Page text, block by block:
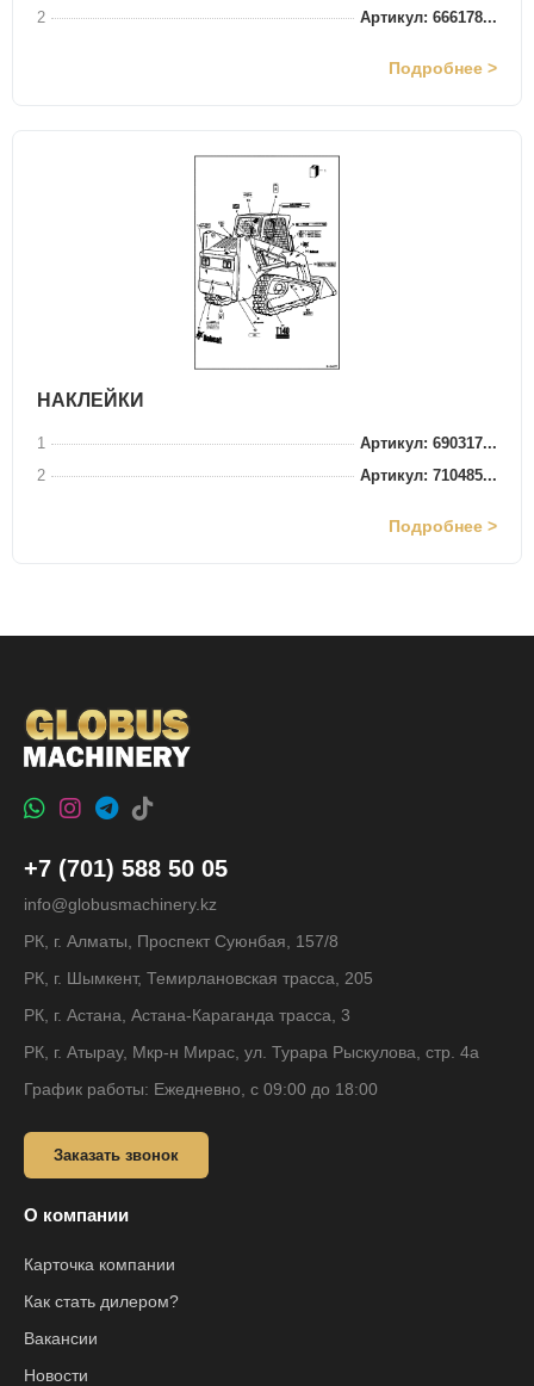
2
Артикул: 666178...
Подробнее >
НАКЛЕЙКИ
1
Артикул: 690317...
2
Артикул: 710485...
Подробнее >
+7 (701) 588 50 05
info@globusmachinery.kz
РК, г. Алматы, Проспект Суюнбая, 157/8
РК, г. Шымкент, Темирлановская трасса, 205
РК, г. Астана, Астана-Караганда трасса, 3
РК, г. Атырау, Мкр-н Мирас, ул. Турара Рыскулова, стр. 4а
График работы: Ежедневно, с 09:00 до 18:00
Заказать звонок
О компании
Карточка компании
Как стать дилером?
Вакансии
Новости